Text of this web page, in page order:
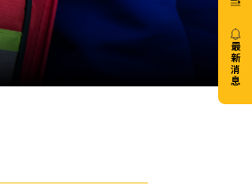
最
新
消
息